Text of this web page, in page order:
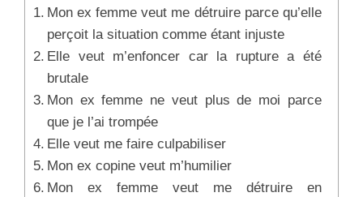
Mon ex femme veut me détruire parce qu’elle
perçoit la situation comme étant injuste
Elle veut m’enfoncer car la rupture a été
brutale
Mon ex femme ne veut plus de moi parce
que je l’ai trompée
Elle veut me faire culpabiliser
Mon ex copine veut m’humilier
Mon ex femme veut me détruire en